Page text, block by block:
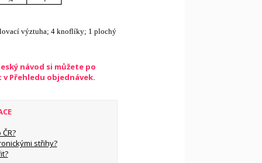
výztuha; 4 knoflíky; 1 plochý
návod si můžete po
Přehledu objednávek.
střihy?